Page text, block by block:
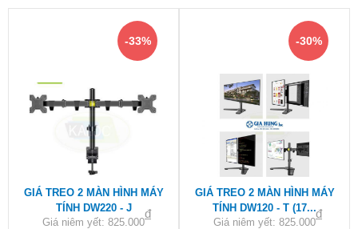
-33%
GIÁ TREO 2 MÀN HÌNH MÁY
TÍNH DW220 - J
Giá niêm yết: 825.000
đ
-30%
GIÁ TREO 2 MÀN HÌNH MÁY
TÍNH DW120 - T (17...
Giá niêm yết: 825.000
đ